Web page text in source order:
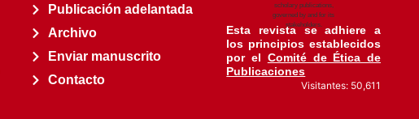
Publicación adelantada
Archivo
Enviar manuscrito
Contacto
scholary publications,
governed by and for its
stakeholders.
Esta revista se adhiere a
los principios establecidos
por el Comité de Ética de
Publicaciones
Visitantes: 50,611